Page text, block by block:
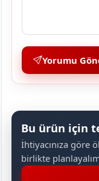
Yorumu
Bu ürün için
İhtiyacınıza göre
birlikte